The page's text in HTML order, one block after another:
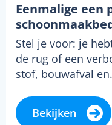
Eenmalige een
Stel je voor: je
de rug of een
stof, bouwafval
Bekijken